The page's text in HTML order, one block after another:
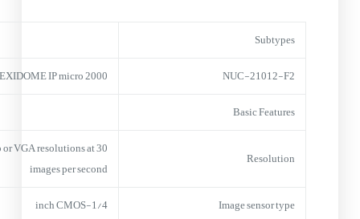
Subtypes
NUC-21012-F2
IP micro 2000
Basic Features
Resolution
VGA resolutions at 30
images per second
Image sensor type
1/4-inch CMOS